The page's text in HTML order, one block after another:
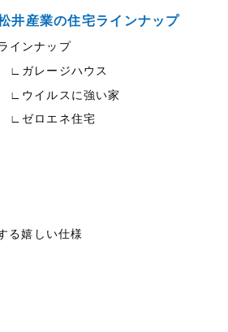
る嬉しい仕様
井産業の住宅ラインナップ
インナップ
∟ガレージハウス
∟ウイルスに強い家
∟ゼロエネ住宅